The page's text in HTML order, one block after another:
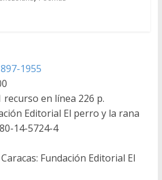
1955
recurso en línea 226 p.
Editorial El perro y la rana
14-5724-4
Caracas: Fundación Editorial El